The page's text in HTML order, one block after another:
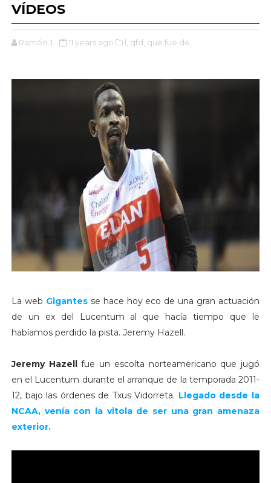
VÍDEOS
Ramón J. 11 years ago l, qfd, que fue de,
La web Gigantes se hace hoy eco de una gran actuación
de un ex del Lucentum al que hacía tiempo que le
habíamos perdido la pista. Jeremy Hazell.
Jeremy Hazellfue un escolta norteamericano que jugó
en el Lucentum durante el arranque de la temporada 2011-
12, bajo las órdenes de Txus Vidorreta. Llegado desde la
NCAA, venía con la vitola de ser una gran amenaza
exterior.